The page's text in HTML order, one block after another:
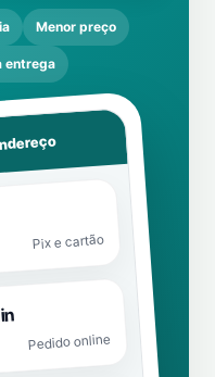
Menor preço
entrega
Pix e cartão
Pedido online